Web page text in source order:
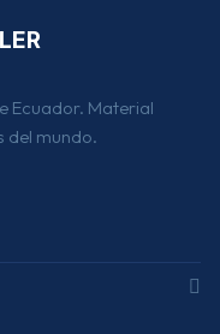
Ecuador. Material
del mundo.